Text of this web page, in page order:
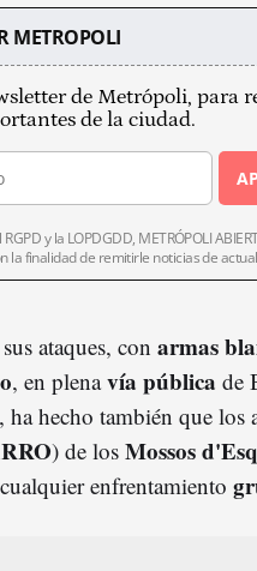
METROPOLI
de Metrópoli, para
de la ciudad.
y la LOPDGDD, METRÓPOLI
la finalidad de remitirle noticias de
ataques, con armas
, en plenavía pública de
ha hecho también que los
) de los Mossos
enfrentamiento